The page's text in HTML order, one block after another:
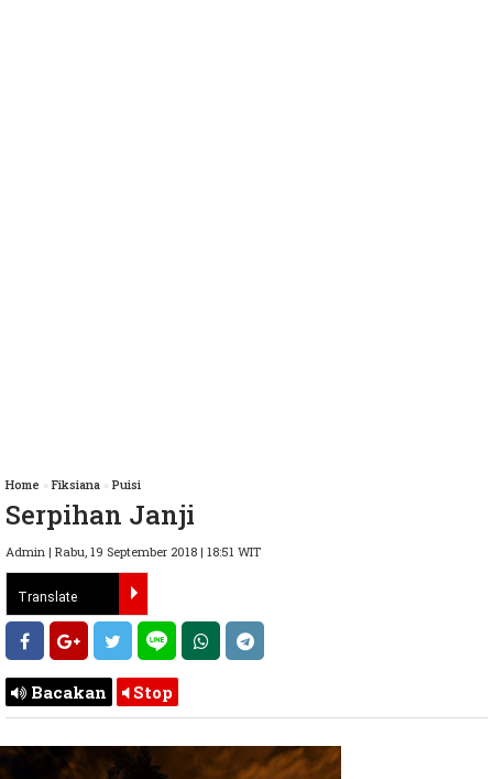
Home » Fiksiana » Puisi
Serpihan Janji
Admin | Rabu, 19 September 2018 | 18:51 WIT
Bacakan Stop